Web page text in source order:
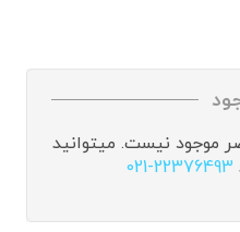
موجود نیست. میتوانید
021-22376493